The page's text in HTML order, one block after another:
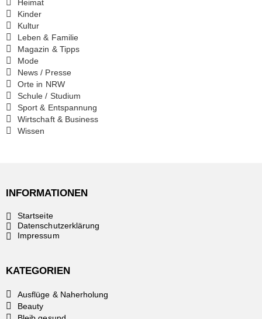
Heimat
Kinder
Kultur
Leben & Familie
Magazin & Tipps
Mode
News / Presse
Orte in NRW
Schule / Studium
Sport & Entspannung
Wirtschaft & Business
Wissen
INFORMATIONEN
Startseite
Datenschutzerklärung
Impressum
KATEGORIEN
Ausflüge & Naherholung
Beauty